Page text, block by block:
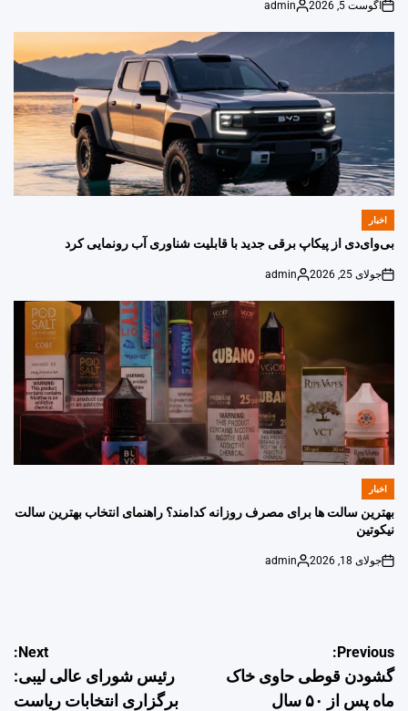
on
آگوست 5, 2026
Posted
admin
POSTED
اخبار
بی‌وای‌دی از پیکاپ برقی جدید با قابلیت شناوری آب رونمایی کرد
on
جولای 25, 2026
Posted
admin
POSTED
اخبار
بهترین سالت ها برای مصرف روزانه کدامند؟ راهنمای انتخاب بهترین سالت
نیکوتین
on
جولای 18, 2026
Posted
admin
راهبری
نوشته
Previous:
گشودن قوطی حاوی خاک
ماه پس از ۵۰ سال
Next:
رئیس شورای عالی لیبی:
برگزاری انتخابات ریاست